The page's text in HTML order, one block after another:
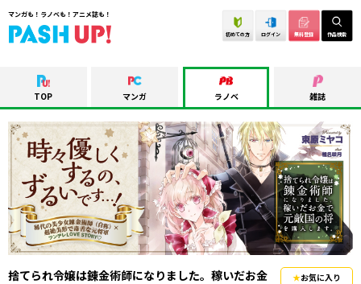
マンガも！ラノベも！アニメ誌も！
初めての方 ログイン 無料登録 作品検索
TOP マンガ ラノベ 雑誌
捨てられ令嬢は錬金術師になりました。稼いだお金
お気に入り